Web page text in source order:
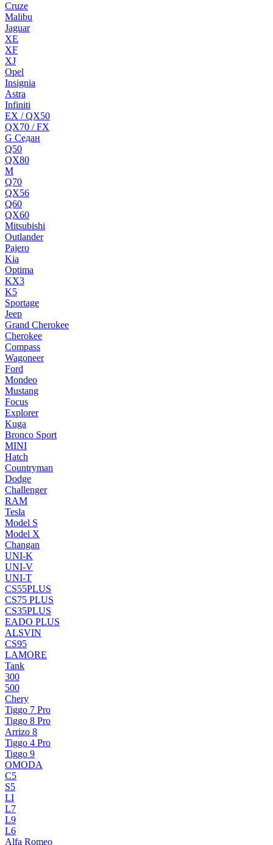
Cruze
Malibu
Jaguar
XE
XF
XJ
Opel
Insignia
Astra
Infiniti
EX / QX50
QX70 / FX
G Cедан
Q50
QX80
M
Q70
QX56
Q60
QX60
Mitsubishi
Outlander
Pajero
Kia
Optima
KX3
K5
Sportage
Jeep
Grand Cherokee
Cherokee
Compass
Wagoneer
Ford
Mondeo
Mustang
Focus
Explorer
Kuga
Bronco Sport
MINI
Hatch
Countryman
Dodge
Challenger
RAM
Tesla
Model S
Model X
Changan
UNI-K
UNI-V
UNI-T
CS55PLUS
CS75 PLUS
CS35PLUS
EADO PLUS
ALSVIN
CS95
LAMORE
Tank
300
500
Chery
Tiggo 7 Pro
Tiggo 8 Pro
Arrizo 8
Tiggo 4 Pro
Tiggo 9
OMODA
C5
S5
LI
L7
L9
L6
Alfa Romeo